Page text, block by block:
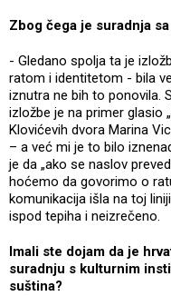
Zbog čega je suradnja
- Gledano spolja ta je
ratom i identitetom - bila
iznutra ne bih to ponovila.
izložbe je na primer glasio
Klovićevih dvora Marina
– a već mi je to bilo
je da „ako se naslov
hoćemo da govorimo o
komunikacija išla na toj
ispod tepiha i neizrečeno.
Imali ste dojam da je
suradnju s kulturnim
suština?